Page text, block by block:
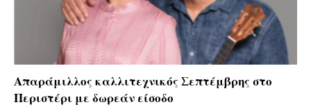
Απαράμιλλος καλλιτεχνικός Σεπτέμβρης στο
Περιστέρι με δωρεάν είσοδο